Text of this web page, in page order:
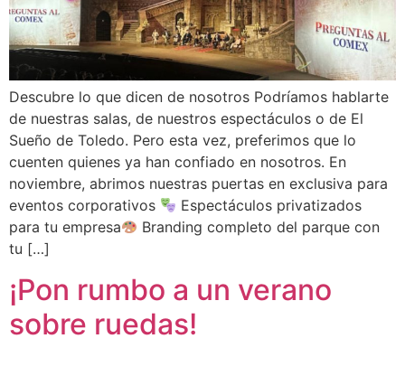
Descubre lo que dicen de nosotros Podríamos hablarte
de nuestras salas, de nuestros espectáculos o de El
Sueño de Toledo. Pero esta vez, preferimos que lo
cuenten quienes ya han confiado en nosotros. En
noviembre, abrimos nuestras puertas en exclusiva para
eventos corporativos
Espectáculos privatizados
para tu empresa
Branding completo del parque con
tu […]
¡Pon rumbo a un verano
sobre ruedas!